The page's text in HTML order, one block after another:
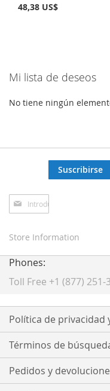
48,38 US$
Mi lista de deseos
No tiene ningún
Inscríbase
a
boletín
noticias:
Suscribirse
Store Information
Phones:
Toll Free +1 (877) 251-
Política de privacidad
Términos de
Pedidos y